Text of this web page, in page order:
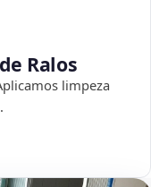
Ralos
limpeza